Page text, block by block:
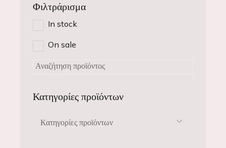
Φιλτράρισμα
In stock
On sale
Κατηγορίες προϊόντων
Κατηγορίες προϊόντων